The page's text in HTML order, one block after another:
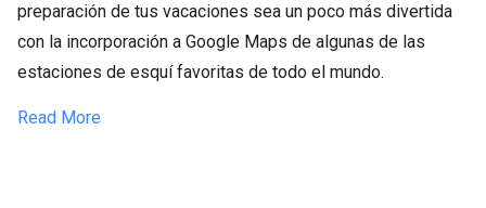
preparación de tus vacaciones sea un poco más divertida
con la incorporación a Google Maps de algunas de las
estaciones de esquí favoritas de todo el mundo.
Read More